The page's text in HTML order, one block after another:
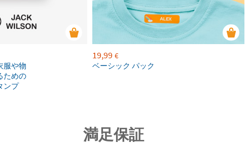
服や物
ための
ンプ
19,99 €
ベーシック パック
満足保証